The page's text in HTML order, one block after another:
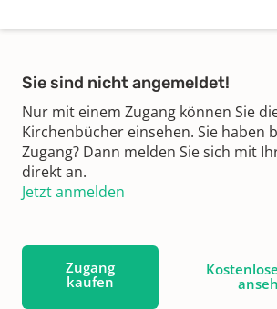
Sie sind nicht angemeldet!
Nur mit einem Zugang können Sie
Kirchenbücher einsehen. Sie haben
Zugang? Dann melden Sie sich mit
direkt an.
Jetzt anmelden
Zugang
kaufen